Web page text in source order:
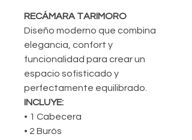
RECÁMARA TARIMORO
Diseño moderno que combina
elegancia, confort y
funcionalidad para crear un
espacio sofisticado y
perfectamente equilibrado.
INCLUYE:
• 1 Cabecera
• 2 Burós